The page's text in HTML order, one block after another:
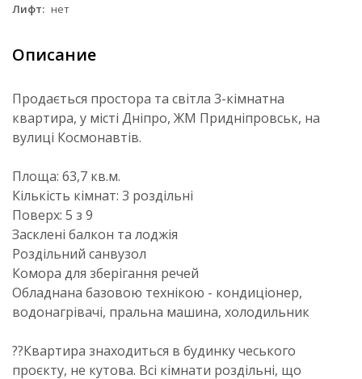
Лифт: нет
Описание
Продається простора та світла 3-кімнатна
квартира, у місті Дніпро, ЖМ Придніпровськ, на
вулиці Космонавтів.
Площа: 63,7 кв.м.
Кількість кімнат: 3 роздільні
Поверх: 5 з 9
Засклені балкон та лоджія
Роздільний санвузол
Комора для зберігання речей
Обладнана базовою технікою - кондиціонер,
водонагрівачі, пральна машина, холодильник
??Квартира знаходиться в будинку чеського
проєкту, не кутова. Всі кімнати роздільні, що